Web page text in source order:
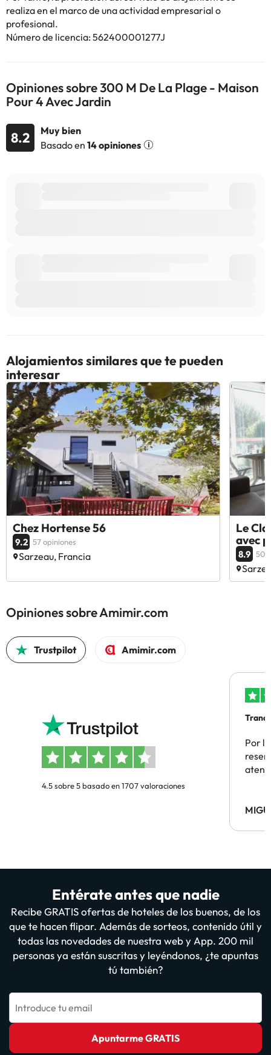
Algunos de los servicios detallados pueden ser de pago. Puedes
consultar sus tarifas directamente en el establecimiento. Toda la
realiza en el marco de una actividad empresarial o
profesional.
Número de licencia: 562400001277J
Opiniones sobre 300 M De La Plage - Maison
Pour 4 Avec Jardin
8.2
Muy bien
Basado en 14 opiniones
Alojamientos similares que te pueden
interesar
Chez Hortense 56
9.2 57 opiniones
Sarzeau, Francia
Le
avec
8.9 50
Opiniones sobre Amimir.com
Trustpilot Amimir.com
4.5 sobre 5 basado en 1707 valoraciones
Por
Entérate antes que nadie
Recibe GRATIS ofertas de hoteles de los buenos, de los
que te hacen flipar. Además de sorteos, contenido útil y
todas las novedades de nuestra web y App. 200 mil
personas ya están suscritas y leyéndonos, ¿te apuntas
tú también?
Introduce tu email
Apuntarme GRATIS